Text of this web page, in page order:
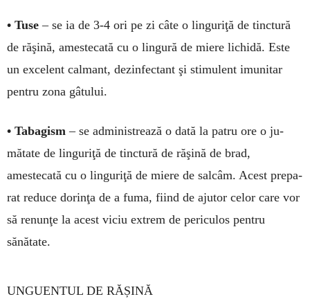
• Tuse – se ia de 3-4 ori pe zi câte o linguriţă de tinctură
de răşină, amestecată cu o lin­gură de miere lichidă. Este
un exce­lent calmant, dezin­fectant şi stimulent imunitar
pentru zona gâtului.
• Tabagism – se adminis­trea­ză o dată la pa­tru ore o ju­
mătate de linguriţă de tinctură de răşină de brad,
amestecată cu o linguriţă de miere de sal­câm. Acest prepa­
rat reduce do­rinţa de a fuma, fiind de ajutor celor care vor
să renunţe la acest vi­ciu extrem de periculos pentru
sănătate.
UNGUENTUL DE RĂȘINĂ